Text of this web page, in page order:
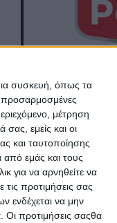
συσκευή, όπως τα
προσαρμοσμένες
μέτρηση
σας, εμείς και οι
και ταυτοποίησης
από εμάς και τους
για να αρνηθείτε να
προτιμήσεις σας
ενδέχεται να μην
Οι προτιμήσεις σαςθα